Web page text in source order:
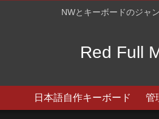
NWとキーボードのジャ
Red Full
日本語自作キーボード 管